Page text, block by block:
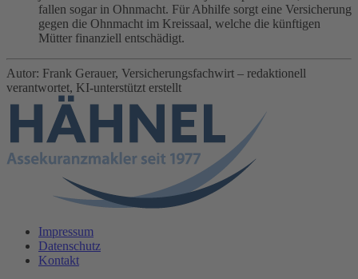
fallen sogar in Ohnmacht. Für Abhilfe sorgt eine Versicherung
gegen die Ohnmacht im Kreissaal, welche die künftigen
Mütter finanziell entschädigt.
Autor: Frank Gerauer, Versicherungsfachwirt – redaktionell
verantwortet, KI-unterstützt erstellt
Impressum
Datenschutz
Kontakt